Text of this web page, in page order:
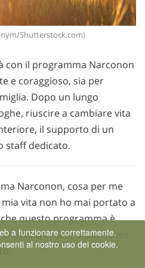
Shutterstock.com)
con il programma Narconon
e coraggioso, sia per
Dopo un lungo
riuscire a cambiare vita
il supporto di un
staff dedicato.
Narconon, cosa per me
vita non ho mai portato a
questo programma è
lavorare su se stessi fosse
a funzionare correttamente.
al nostro uso dei cookie.